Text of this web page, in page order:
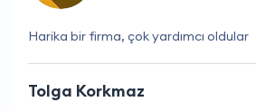
Sorularıma hızlı yanıtlar aldım
Burak Güneş